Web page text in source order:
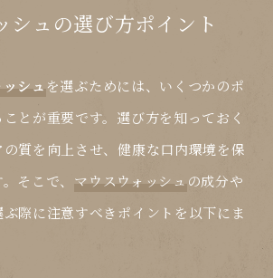
シュの選び方ポイント
シュ を選ぶためには、いくつかのポ
とが重要です。選び方を知っておく
質を向上させ、健康な口内環境を保
そこで、 マウスウォッシュ の成分や
際に注意すべきポイントを以下にま